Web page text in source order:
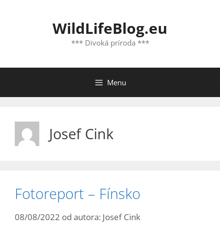
WildLifeBlog.eu
*** Divoká príroda ***
Menu
Josef Cink
Fotoreport – Fínsko
08/08/2022 od autora: Josef Cink